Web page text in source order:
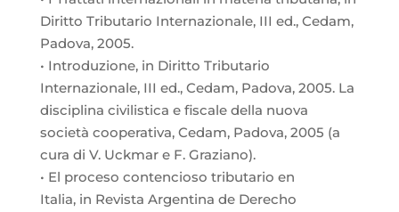
Diritto Tributario Internazionale, III ed., Cedam,
Padova, 2005.
• Introduzione, in Diritto Tributario
Internazionale, III ed., Cedam, Padova, 2005. La
disciplina civilistica e fiscale della nuova
società cooperativa, Cedam, Padova, 2005 (a
cura di V. Uckmar e F. Graziano).
• El proceso contencioso tributario en
Italia, in Revista Argentina de Derecho